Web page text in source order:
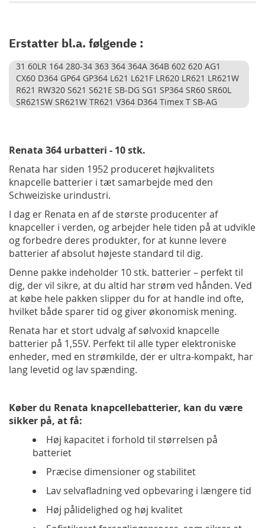
Erstatter bl.a. følgende :
31 60LR 164 280-34 363 364 364A 364B 602 620 AG1
CX60 D364 GP64 GP364 L621 L621F LR620 LR621 LR621W
R621 RW320 S621 S621E SB-DG SG1 SP364 SR60 SR60L
SR621SW SR621W TR621 V364 D364 Timex T SB-AG
Renata 364 urbatteri - 10 stk.
Renata har siden 1952 produceret højkvalitets
knapcelle batterier i tæt samarbejde med den
Schweiziske urindustri.
I dag er Renata en af de største producenter af
knapceller i verden, og arbejder hele tiden på at udvikle
og forbedre deres produkter, for at kunne levere
batterier af absolut højeste standard til dig.
Denne pakke indeholder 10 stk. batterier – perfekt til
dig, der vil sikre, at du altid har strøm ved hånden. Ved
at købe hele pakken slipper du for at handle ind ofte,
hvilket både sparer tid og giver økonomisk mening.
Renata har et stort udvalg af sølvoxid knapcelle
batterier på 1,55V. Perfekt til alle typer elektroniske
enheder, med en strømkilde, der er ultra-kompakt, har
lang levetid og lav spænding.
Køber du Renata knapcellebatterier, kan du være
sikker på, at få:
Høj kapacitet i forhold til størrelsen på
batteriet
Præcise dimensioner og stabilitet
Lav selvafladning ved opbevaring i længere tid
Høj pålidelighed og høj kvalitet